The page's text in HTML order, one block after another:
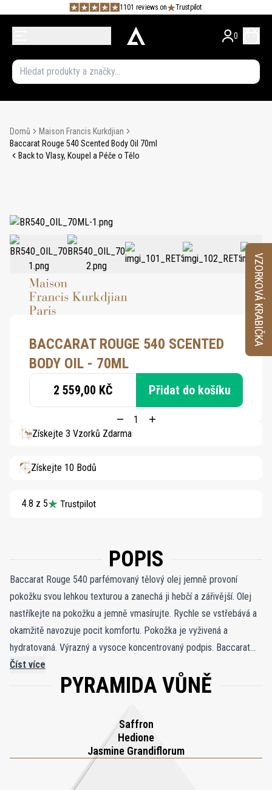
1101 reviews on Trustpilot
0
Domů
Maison Francis Kurkdjian
Baccarat Rouge 540 Scented Body Oil 70ml
Back to Vlasy, Koupel a Péče o Tělo
BACCARAT ROUGE 540 SCENTED
BODY OIL - 70ML
2 559,00 KČ Přidat do košíku
Získejte 3 Vzorků Zdarma
Získejte 10 Bodů
4.8 z 5
POPIS
Baccarat Rouge 540 parfémovaný tělový olej jemně provoní
pokožku svou lehkou texturou a zanechá ji hebčí a zářivější. Olej
nastříkejte na pokožku a jemně vmasírujte. Rychle se vstřebává a
okamžitě navozuje pocit komfortu. Pokožka je vyživená a
hydratovaná. Výrazný a vysoce koncentrovaný podpis. Baccarat
Rouge 540 se na kůži rozprostírá jako jantarově květinový a
dřevitý závan. Vzdušné tóny jasmínu a zářivý šafrán nesou
skleněné lahvi domu, je složen ze sladkého mandlového oleje,
makadamiového oleje, panenského arganového oleje a oleje z
meruňkových jader. Pro chvíli skutečné pohody a prodloužení
projekce vaší vůně doplňte svůj beauty rituál o další parfémované
Číst více
PYRAMIDA VŮNĚ
Saffron
Hedione
Jasmine Grandiflorum
VZORKOVÁ KRABIČKA